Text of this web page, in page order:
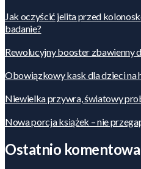
Jak oczyścić jelita przed
badanie?
Rewolucyjny booster zbawienny
Obowiązkowy kask dla dzieci na
Niewielka przywra, światowy
Nowa porcja książek – nie
Ostatnio